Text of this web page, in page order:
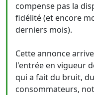
compense pas la
fidélité (et encore
derniers mois).
Cette annonce
l'entrée en vigueur
qui a fait du bruit,
consommateurs,